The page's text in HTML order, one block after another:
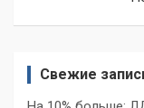
Свежие